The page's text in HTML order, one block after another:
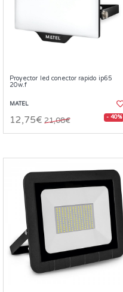
Proyector led conector rapido ip65
20w.f
MATEL
12,75€ 21,08€ - 40%